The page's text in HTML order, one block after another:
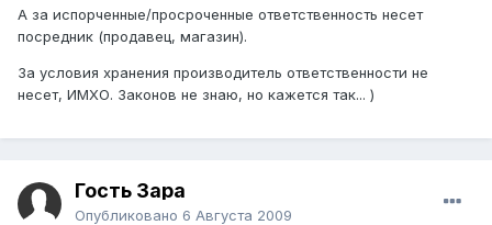
А за испорченные/просроченные ответственность несет
посредник (продавец, магазин).
За условия хранения производитель ответственности не
несет, ИМХО. Законов не знаю, но кажется так... )
Гость Зара
Опубликовано 6 Августа 2009